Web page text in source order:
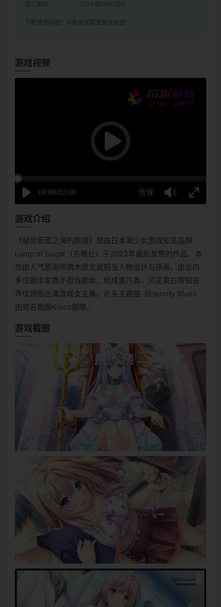
最近更新 2024年09月29日
下载遇到问题？可联系客服或留言反馈
游戏视频
游戏介绍
《献给蔚蓝之海的新娘》是由日本美少女游戏知名品牌
Lump of Sugar（方糖社）于2023年最新发售的作品。本
作由人气原画师萌木原文武担当人物设计与原画，由业内
多位剧本家携手担当剧本；结成惠乃香、风花真白等知名
声优领衔出演游戏女主角。片头主题曲《Eternity Blue》
由知名歌姬Kicco献唱。
游戏截图